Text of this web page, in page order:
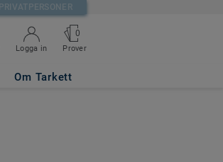
PRIVATPERSONER
Logga in
0
Prover
Om Tarkett